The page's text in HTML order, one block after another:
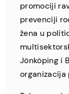
promociji
prevenciji
žena u
Jönköping i
organizacija